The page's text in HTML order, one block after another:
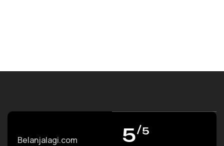
Belanjalagi.com
5/5